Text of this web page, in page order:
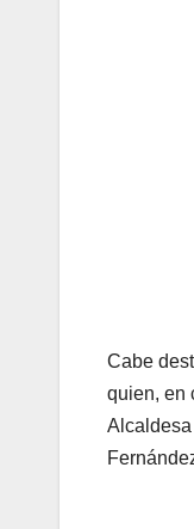
Cabe
quien, en